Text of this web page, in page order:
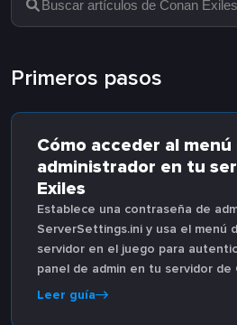
Primeros pasos
Cómo acceder al menú
administrador en tu
Exiles
Establece una contraseña de
ServerSettings.ini y usa el menú
servidor en el juego para
panel de admin en tu servidor de
Leer guía